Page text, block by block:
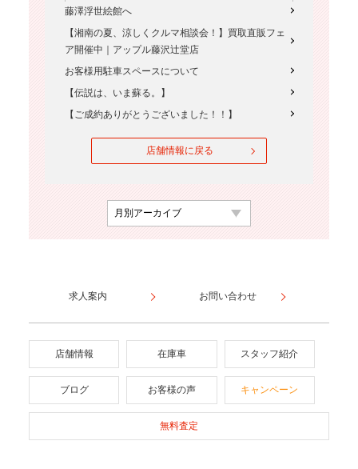
藤澤浮世絵館へ
【湘南の夏、涼しくクルマ相談会！】買取直販フェ
ア開催中｜アップル藤沢辻堂店
お客様用駐車スペースについて
【伝説は、いま蘇る。】
【ご成約ありがとうございました！！】
店舗情報に戻る
求人案内 お問い合わせ
店舗情報 在庫車 スタッフ紹介
ブログ お客様の声 キャンペーン
無料査定